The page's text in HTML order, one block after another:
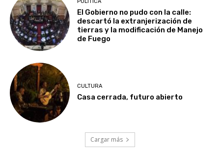
El Gobierno no pudo con la calle:
descartó la extranjerización de
tierras y la modificación de Manejo
de Fuego
CULTURA
Casa cerrada, futuro abierto
Cargar más